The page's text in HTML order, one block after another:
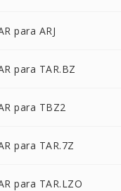
para ARJ
para TAR.BZ
para TBZ2
para TAR.7Z
para TAR.LZO